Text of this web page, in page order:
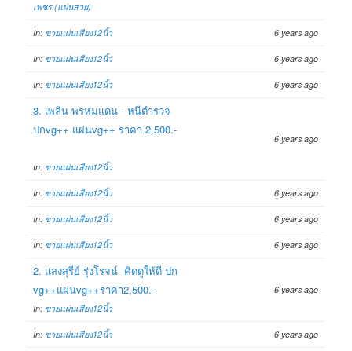
เพชร (แผ่นสวย)
In: ขายแผ่นเสียง12นิ้ว 6 years ago
In: ขายแผ่นเสียง12นิ้ว 6 years ago
In: ขายแผ่นเสียง12นิ้ว 6 years ago
3. เพลิน พรหมแดน - หนีตำรวจ
ปกvg++ แผ่นvg++ ราคา 2,500.-
In: ขายแผ่นเสียง12นิ้ว
6 years ago
In: ขายแผ่นเสียง12นิ้ว 6 years ago
In: ขายแผ่นเสียง12นิ้ว 6 years ago
In: ขายแผ่นเสียง12นิ้ว 6 years ago
2. แสงสุรีย์ รุ่งโรจน์ -คิดดูให้ดี ปก
vg++แผ่นvg++ราคา2,500.-
In: ขายแผ่นเสียง12นิ้ว
6 years ago
In: ขายแผ่นเสียง12นิ้ว 6 years ago